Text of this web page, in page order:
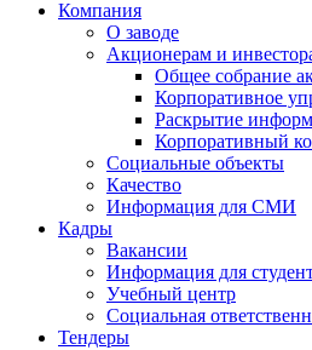
Компания
О заводе
Акционерам и
Общее собрание
Корпоративное
Раскрытие
Корпоративный
Социальные объекты
Качество
Информация для СМИ
Кадры
Вакансии
Информация для
Учебный центр
Социальная
Тендеры